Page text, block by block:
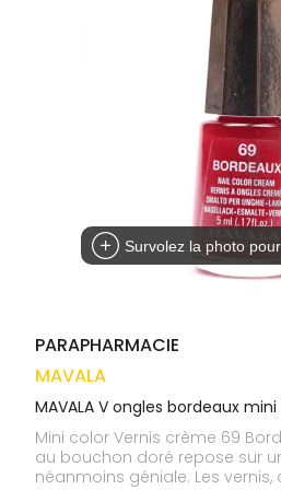
Survolez la photo
PARAPHARMACIE
MAVALA
MAVALA V ongles bordeaux
Mini color Vernis crème 69
au bouchon doré repose sur
néanmoins géniale. Les